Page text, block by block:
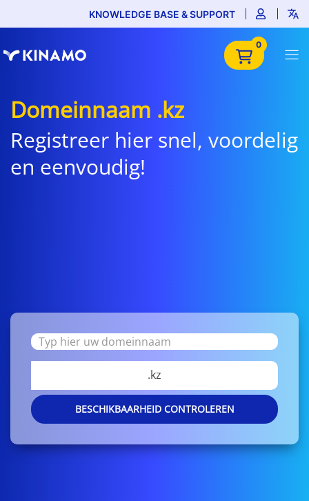
KNOWLEDGE BASE & SUPPORT
0
Domeinnaam .kz
Registreer hier snel, voordelig
en eenvoudig!
.kz
BESCHIKBAARHEID CONTROLEREN